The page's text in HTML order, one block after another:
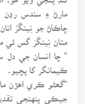
مارڻ ۽ سندس رڍن
ڇاڪاڻ جو نِينگَرُ
متان نِينگَرَ گس ئي
“ ڇا انسان جي دل
ڪيمانگر کا پڇيو.
“گھڻو ڪري اهڙن
جيڪي پنهنجي